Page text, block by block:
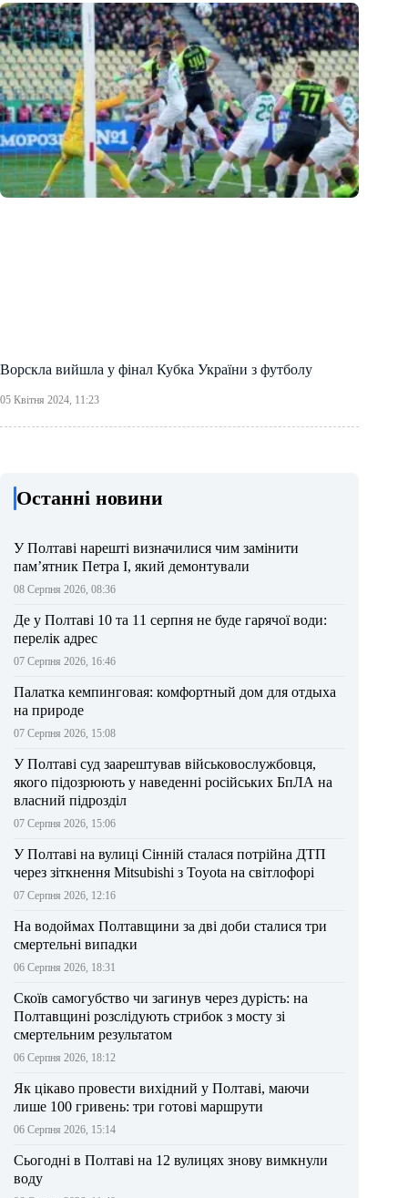
Ворскла вийшла у фінал Кубка України з футболу
05 Квітня 2024, 11:23
Останні новини
У Полтаві нарешті визначилися чим замінити
пам’ятник Петра І, який демонтували
08 Серпня 2026, 08:36
Де у Полтаві 10 та 11 серпня не буде гарячої води:
перелік адрес
07 Серпня 2026, 16:46
Палатка кемпинговая: комфортный дом для отдыха
на природе
07 Серпня 2026, 15:08
У Полтаві суд заарештував військовослужбовця,
якого підозрюють у наведенні російських БпЛА на
власний підрозділ
07 Серпня 2026, 15:06
У Полтаві на вулиці Сінній сталася потрійна ДТП
через зіткнення Mitsubishi з Toyota на світлофорі
07 Серпня 2026, 12:16
На водоймах Полтавщини за дві доби сталися три
смертельні випадки
06 Серпня 2026, 18:31
Скоїв самогубство чи загинув через дурість: на
Полтавщині розслідують стрибок з мосту зі
смертельним результатом
06 Серпня 2026, 18:12
Як цікаво провести вихідний у Полтаві, маючи
лише 100 гривень: три готові маршрути
06 Серпня 2026, 15:14
Сьогодні в Полтаві на 12 вулицях знову вимкнули
воду